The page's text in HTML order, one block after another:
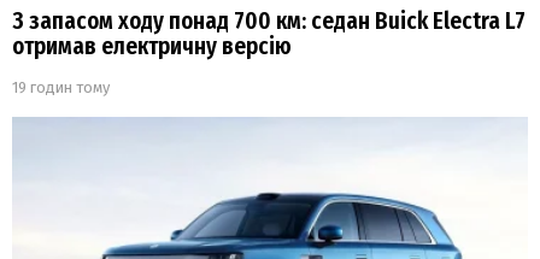
З запасом ходу понад 700 км: седан Buick Electra L7
отримав електричну версію
19 годин тому